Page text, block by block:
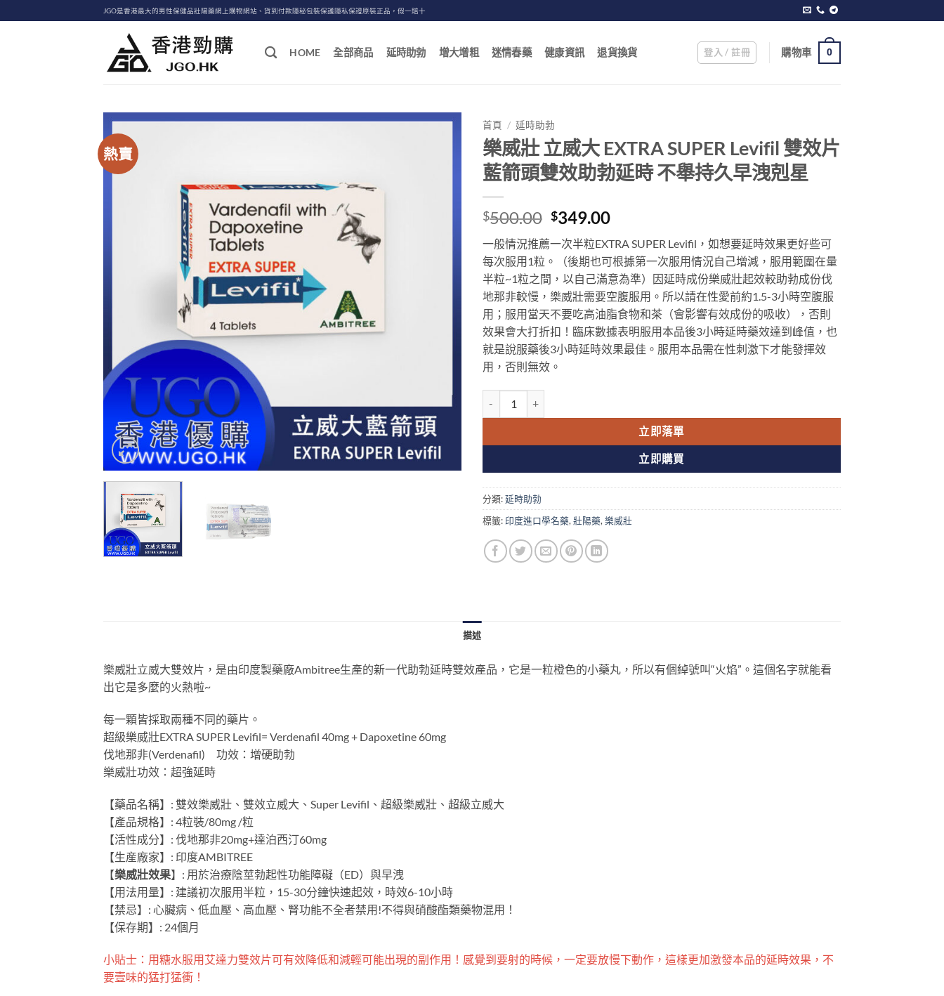
to
JGO是香港最大的男性保健品壯陽藥網上購物網站、貨到付款隱秘包裝保護隱私保證原裝正品，假一賠十
HOME 全部商品 延時助勃 增大增粗 迷情春藥 健康資訊 退貨換貨 登入 / 註冊 購物車 0
熱賣
首頁 / 延時助勃
樂威壯 立威大 EXTRA SUPER Levifil 雙效片
藍箭頭雙效助勃延時 不舉持久早洩剋星
$500.00 Original
price
was:
$500.00.
$349.00Current
is:
$349.00.
一般情況推薦一次半粒EXTRA SUPER Levifil，如想要延時效果更好些可
每次服用1粒。（後期也可根據第一次服用情況自己增減，服用範圍在量
半粒~1粒之間，以自己滿意為準）因延時成份樂威壯起效較助勃成份伐
地那非較慢，樂威壯需要空腹服用。所以請在性愛前約1.5-3小時空腹服
用；服用當天不要吃高油脂食物和茶（會影響有效成份的吸收），否則
效果會大打折扣！臨床數據表明服用本品後3小時延時藥效達到峰值，也
就是說服藥後3小時延時效果最佳。服用本品需在性刺激下才能發揮效
用，否則無效。
立即落單
立即購買
分類:延時助勃
標籤: 印度進口學名藥, 壯陽藥, 樂威壯
描述
樂威壯立威大雙效片，是由印度製藥廠Ambitree生產的新一代助勃延時雙效產品，它是一粒橙色的小藥丸，所以有個綽號叫“火焰”。這個名字就能看
出它是多麼的火熱啦~
每一顆皆採取兩種不同的藥片。
超級樂威壯EXTRA SUPER Levifil= Verdenafil 40mg + Dapoxetine 60mg
伐地那非(Verdenafil) 功效：增硬助勃
樂威壯功效：超強延時
【藥品名稱】: 雙效樂威壯、雙效立威大、Super Levifil、超級樂威壯、超級立威大
【產品規格】: 4粒裝/80mg /粒
【活性成分】: 伐地那非20mg+達泊西汀60mg
【生産廠家】: 印度AMBITREE
【樂威壯效果】: 用於治療陰莖勃起性功能障礙（ED）與早洩
【用法用量】: 建議初次服用半粒，15-30分鐘快速起效，時效6-10小時
【禁忌】: 心臟病、低血壓、高血壓、腎功能不全者禁用!不得與硝酸酯類藥物混用！
【保存期】: 24個月
小貼士：用糖水服用艾達力雙效片可有效降低和減輕可能出現的副作用！感覺到要射的時候，一定要放慢下動作，這樣更加激發本品的延時效果，不
要壹味的猛打猛衝！